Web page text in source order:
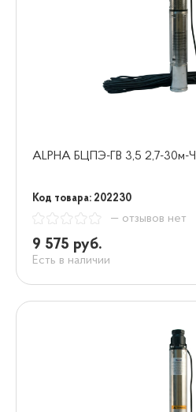
ALPHA БЦПЭ-ГВ 3,5 2,7-30м-Ч
Код товара: 202230
— отзывов нет
9 575 руб.
Есть в наличии